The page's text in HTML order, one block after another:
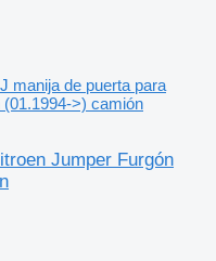
manija de puerta para
>) camión
Jumper Furgón